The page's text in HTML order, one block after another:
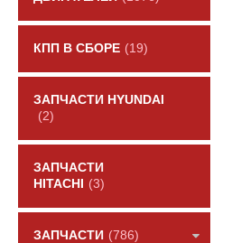
КПП В СБОРЕ (19)
ЗАПЧАСТИ HYUNDAI
(2)
ЗАПЧАСТИ
HITACHI
(3)
ЗАПЧАСТИ (786)